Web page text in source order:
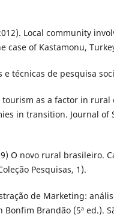
Local community
of Kastamonu,
e técnicas de pesquisa
tourism as a factor in
in transition. Journal of
O novo rural brasileiro.
Pesquisas, 1).
de Marketing:
Brandão (5ª ed.).